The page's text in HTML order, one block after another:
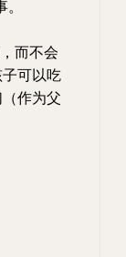
而不会
可以吃
作为父